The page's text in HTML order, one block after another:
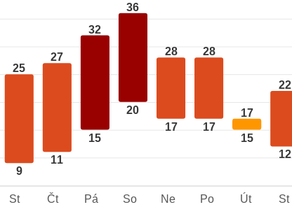
25
9
27
11
32
15
36
20
28
17
28
17
17
15
22
12
St Čt Pá So Ne Po Út St